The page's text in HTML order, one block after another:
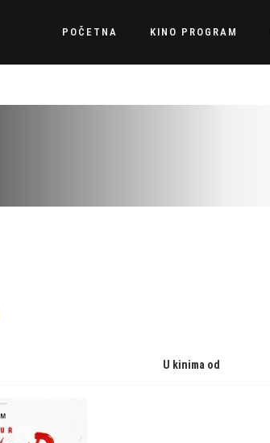
POČETNA KINO PROGRAM
U kinima od